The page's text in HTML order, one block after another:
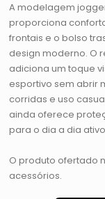
A modelagem
proporciona
frontais e o bolso
design moderno. O
adiciona um toque
esportivo sem abrir
corridas e uso
ainda oferece
para o dia a dia
O produto ofertado
acessórios.